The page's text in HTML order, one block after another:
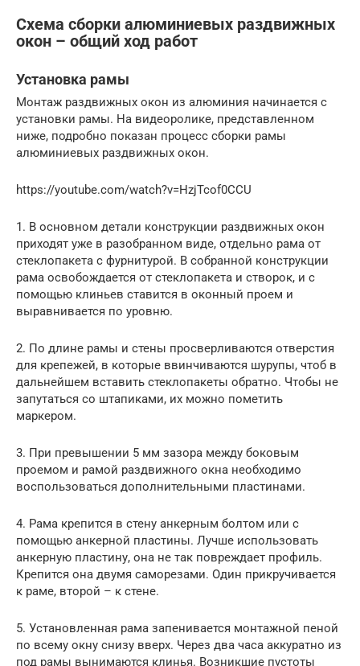
Схема сборки алюминиевых раздвижных
окон – общий ход работ
Установка рамы
Монтаж раздвижных окон из алюминия начинается с
установки рамы. На видеоролике, представленном
ниже, подробно показан процесс сборки рамы
алюминиевых раздвижных окон.
https://youtube.com/watch?v=HzjTcof0CCU
1. В основном детали конструкции раздвижных окон
приходят уже в разобранном виде, отдельно рама от
стеклопакета с фурнитурой. В собранной конструкции
рама освобождается от стеклопакета и створок, и с
помощью клиньев ставится в оконный проем и
выравнивается по уровню.
2. По длине рамы и стены просверливаются отверстия
для крепежей, в которые ввинчиваются шурупы, чтоб в
дальнейшем вставить стеклопакеты обратно. Чтобы не
запутаться со штапиками, их можно пометить
маркером.
3. При превышении 5 мм зазора между боковым
проемом и рамой раздвижного окна необходимо
воспользоваться дополнительными пластинами.
4. Рама крепится в стену анкерным болтом или с
помощью анкерной пластины. Лучше использовать
анкерную пластину, она не так повреждает профиль.
Крепится она двумя саморезами. Один прикручивается
к раме, второй – к стене.
5. Установленная рама запенивается монтажной пеной
по всему окну снизу вверх. Через два часа аккуратно из
под рамы вынимаются клинья. Возникшие пустоты